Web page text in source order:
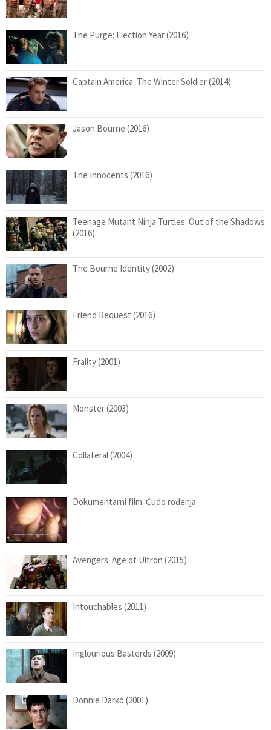
The Purge: Election Year (2016)
Captain America: The Winter Soldier (2014)
Jason Bourne (2016)
The Innocents (2016)
Teenage Mutant Ninja Turtles: Out of the Shadows
(2016)
The Bourne Identity (2002)
Friend Request (2016)
Frailty (2001)
Monster (2003)
Collateral (2004)
Dokumentarni film: Čudo rođenja
Avengers: Age of Ultron (2015)
Intouchables (2011)
Inglourious Basterds (2009)
Donnie Darko (2001)